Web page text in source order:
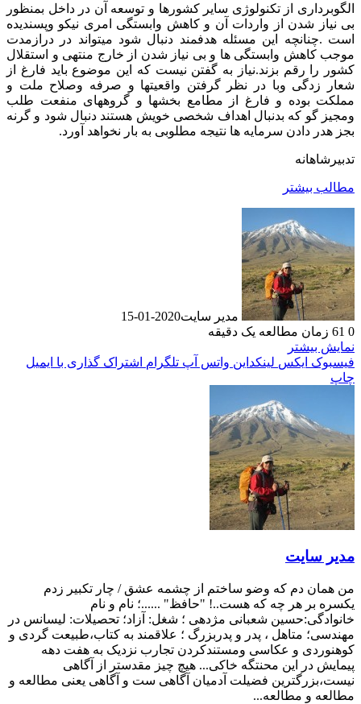
الگوبرداری از تکنولوژی سایر کشورها و توسعه آن در داخل بمنظور
بی نیاز شدن از واردات آن و کاهش وابستگی امری نیکو وپسندیده
است .چنانچه این مسئله هدفمند دنبال شود میتواند در درازمدت
موجب کاهش وابستگی ها و بی نیاز شدن از خارج منتهی و استقلال
کشور را رقم بزند.نیاز به گفتن نیست که این موضوع باید فارغ از
شعار زدگی وبا در نظر گرفتن واقعیتها و صرفه وصلاح ملت و
مملکت بوده و فارغ از مطامع بخشها و گروههای منفعت طلب
ومجیز گو که بدنبال اهداف شخصی خویش هستند دنبال شود و گرنه
بجز هدر دادن سرمایه ها نتیجه مطلوبی به بار نخواهد آورد.
تدبیرشاهانه
مطالب بیشتر
مدیر سایت2020-01-15
0
زمان مطالعه یک دقیقه
نمایش بیشتر
فیسبوک ایکس لینکداین واتس آپ تلگرام اشتراک گذاری با ایمیل
چاپ
مدیر سایت
من همان دم که وضو ساختم از چشمه عشق / چار تکبیر زدم
یکسره بر هر چه که هست..! "حافظ" ......؛ نام و نام
خانوادگی:حسین شعبانی مژدهی ؛ شغل: آزاد؛ تحصیلات: لیسانس در
مهندسی؛ متاهل ، پدر و پدربزرگ ؛ علاقمند به کتاب،طبیعت گردی و
کوهنوردی و عکاسی ومستندکردن تجارب نزدیک به هفت دهه
پیمایش در این محنتگه خاکی... هیچ چیز مقدستر از آگاهی
نیست،بزرگترین فضیلت آدمیان آگاهی ست و آگاهی یعنی مطالعه و
مطالعه و مطالعه...